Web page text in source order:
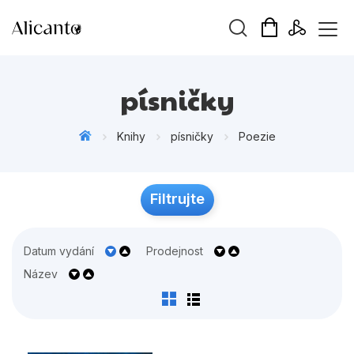
Tipy redakce
písničky
Knihy písničky Poezie
Filtrujte
Datum vydání
Prodejnost
Název